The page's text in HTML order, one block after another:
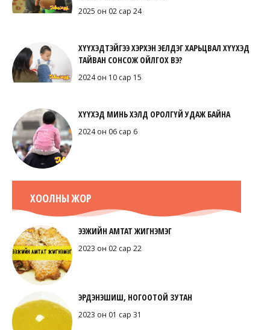
2025 он 02 сар 24
ХҮҮХЭДТЭЙГЭЭ ХЭРХЭН ЭЕЛДЭГ ХАРЬЦВАЛ ХҮҮХЭД
ТАЙВАН СОНСОЖ ОЙЛГОХ ВЭ?
2024 он 10 сар 15
ХҮҮХЭД МИНЬ ХЭЛД ОРОЛГҮЙ УДАЖ БАЙНА
2024 он 06 сар 6
ХООЛНЫ ЖОР
ЭЭЖИЙН АМТАТ ЖИГНЭМЭГ
2023 он 02 сар 22
ЭРДЭНЭШИШ, НОГООТОЙ ЗУТАН
2023 он 01 сар 31